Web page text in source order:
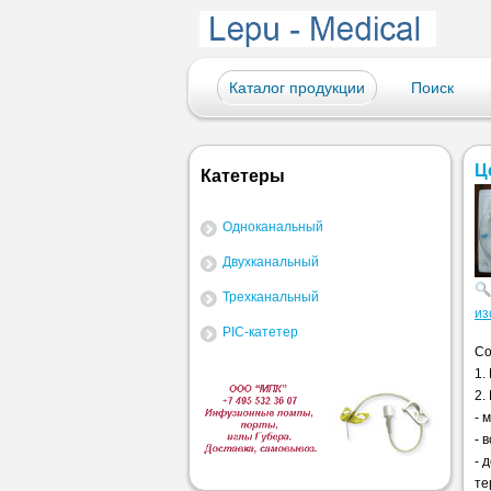
Каталог продукции Поиск
Катетеры
Одноканальный
Двухканальный
Трехканальный
PIC-катетер
1.
2.
-
-
-